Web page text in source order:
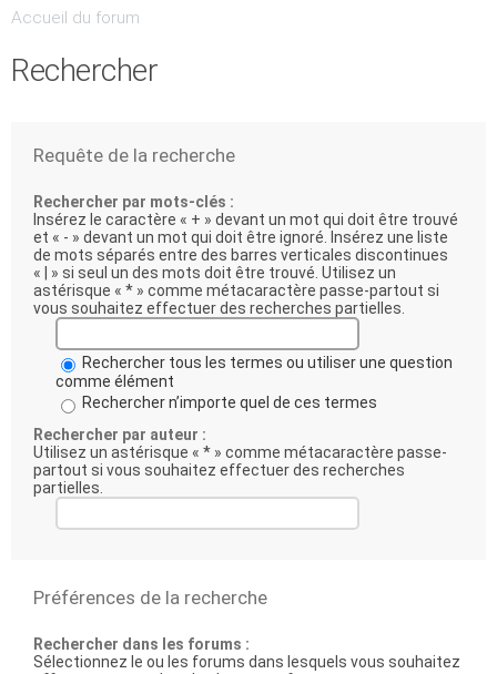
Accueil du forum
Rechercher
Requête de la recherche
Rechercher par mots-clés :
Insérez le caractère « + » devant un mot qui doit être trouvé
et « - » devant un mot qui doit être ignoré. Insérez une liste
de mots séparés entre des barres verticales discontinues
« | » si seul un des mots doit être trouvé. Utilisez un
astérisque « * » comme métacaractère passe-partout si
vous souhaitez effectuer des recherches partielles.
Rechercher tous les termes ou utiliser une question
comme élément
Rechercher n’importe quel de ces termes
Rechercher par auteur :
Utilisez un astérisque « * » comme métacaractère passe-
partout si vous souhaitez effectuer des recherches
partielles.
Préférences de la recherche
Rechercher dans les forums :
Sélectionnez le ou les forums dans lesquels vous souhaitez